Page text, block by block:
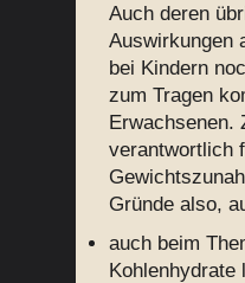
Auch deren
Auswirkungen
bei Kindern
zum Tragen
Erwachsenen.
verantwortlich
Gründe also,
auch beim
Kohlenhydrate